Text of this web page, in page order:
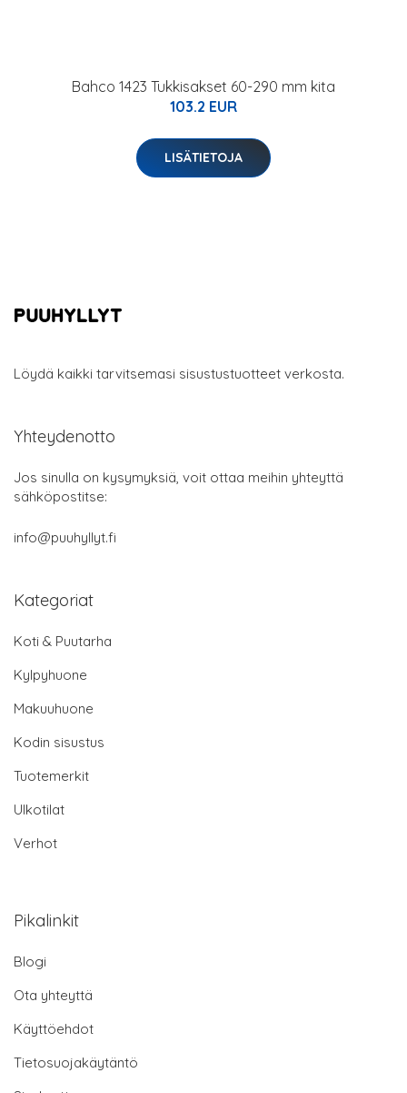
Bahco 1423 Tukkisakset 60-290 mm kita
103.2 EUR
LISÄTIETOJA
Löydä kaikki tarvitsemasi sisustustuotteet verkosta.
Yhteydenotto
Jos sinulla on kysymyksiä, voit ottaa meihin yhteyttä
sähköpostitse:
info@puuhyllyt.fi
Kategoriat
Koti & Puutarha
Kylpyhuone
Makuuhuone
Kodin sisustus
Tuotemerkit
Ulkotilat
Verhot
Pikalinkit
Blogi
Ota yhteyttä
Käyttöehdot
Tietosuojakäytäntö